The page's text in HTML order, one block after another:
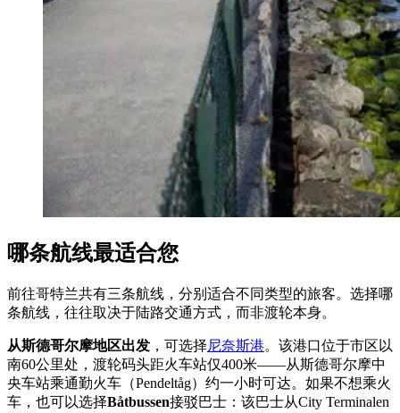
哪条航线最适合您
前往哥特兰共有三条航线，分别适合不同类型的旅客。选择哪
条航线，往往取决于陆路交通方式，而非渡轮本身。
从斯德哥尔摩地区出发 ，可选择尼奈斯港。该港口位于市区以
南60公里处，渡轮码头距火车站仅400米——从斯德哥尔摩中
央车站乘通勤火车（Pendeltåg）约一小时可达。如果不想乘火
车，也可以选择Båtbussen接驳巴士：该巴士从City Terminalen